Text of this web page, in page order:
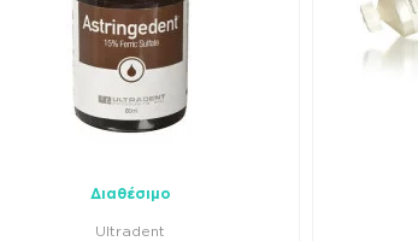
Όψεις
Προσωρινές
Αποκαταστάσεις
Διαθέσιμο
Ultradent